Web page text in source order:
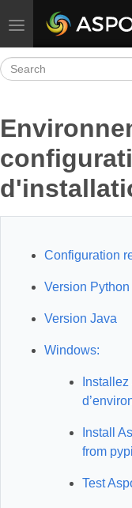
Toggle navigation
Configuration
Version Python
Version Java
Windows:
Install
from pypi
Test